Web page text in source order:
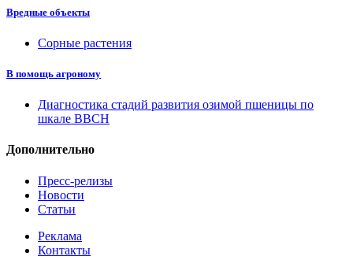
Вредные объекты
Сорные растения
В помощь агроному
Диагностика стадий развития озимой пшеницы по
шкале ВВСН
Дополнительно
Пресс-релизы
Новости
Статьи
Реклама
Контакты